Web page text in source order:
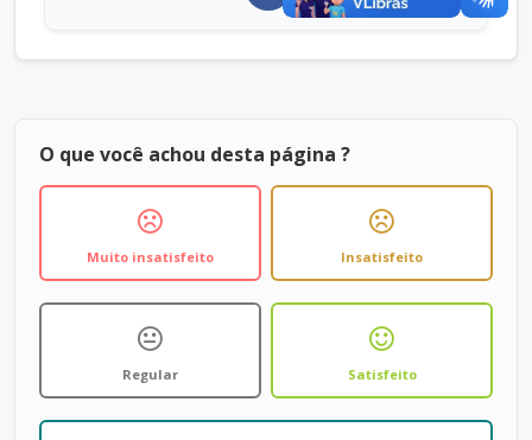
O que você achou desta página ?
Muito insatisfeito Insatisfeito
Regular Satisfeito